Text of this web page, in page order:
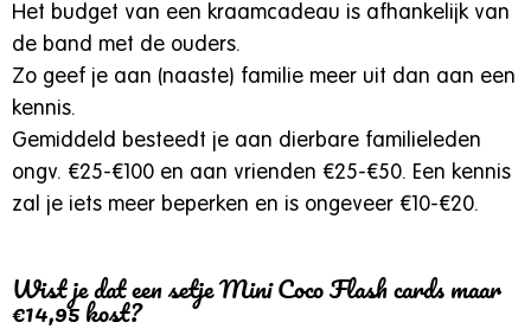
Het budget van een kraamcadeau is afhankelijk van
de band met de ouders.
Zo geef je aan (naaste) familie meer uit dan aan een
kennis.
Gemiddeld besteedt je aan dierbare familieleden
ongv. €25-€100 en aan vrienden €25-€50. Een kennis
zal je iets meer beperken en is ongeveer €10-€20.
Wist je dat een setje Mini Coco Flash cards maar
€14,95 kost?